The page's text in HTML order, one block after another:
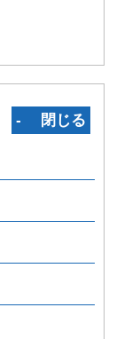
‐ 閉じる